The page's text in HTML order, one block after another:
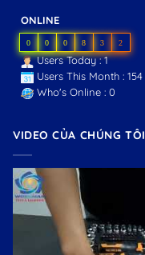
ONLINE
0 0 0 8 3 2
Users Today : 1
Users This Month : 154
Who's Online : 0
VIDEO CỦA CHÚNG TÔI